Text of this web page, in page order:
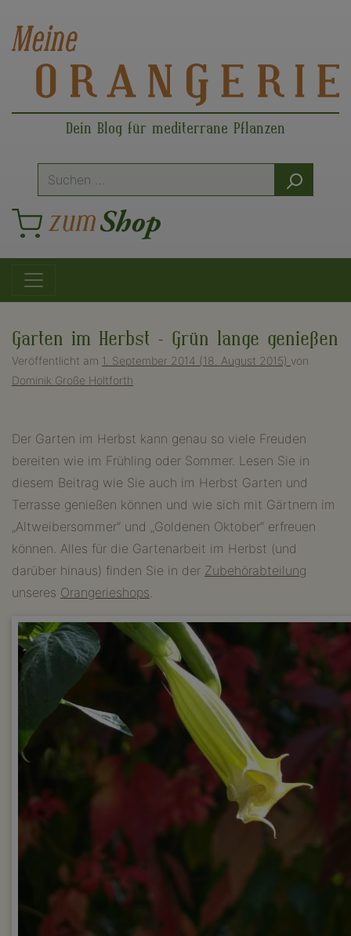
Dein Blog für mediterrane Pflanzen
Suche
nach:
Hauptnavigation
Garten im Herbst – Grün lange genießen
Veröffentlicht am 1. September 2014 (18. August 2015) von
Dominik Große Holtforth
Der Garten im Herbst kann genau so viele Freuden
bereiten wie im Frühling oder Sommer. Lesen Sie in
diesem Beitrag wie Sie auch im Herbst Garten und
Terrasse genießen können und wie sich mit Gärtnern im
„Altweibersommer“ und „Goldenen Oktober“ erfreuen
können. Alles für die Gartenarbeit im Herbst (und
darüber hinaus) finden Sie in der Zubehörabteilung
unseres Orangerieshops.